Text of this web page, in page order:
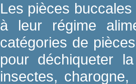
Les pièces
à leur régime
catégories de
pour déchiqueter
insectes,